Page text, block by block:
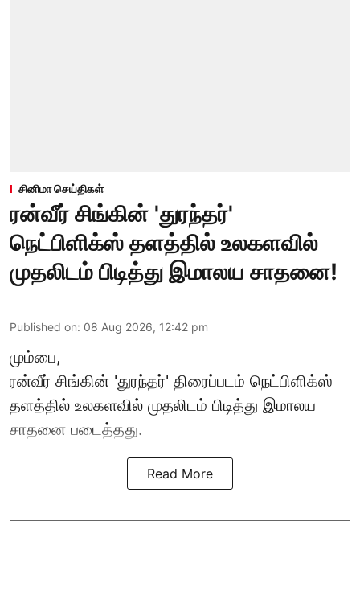
சினிமா செய்திகள்
ரன்வீர் சிங்கின் 'துரந்தர்'
நெட்பிளிக்ஸ் தளத்தில் உலகளவில்
முதலிடம் பிடித்து இமாலய சாதனை!
Published on: 08 Aug 2026, 12:42 pm
மும்பை,
ரன்வீர் சிங்கின் 'துரந்தர்' திரைப்படம் நெட்பிளிக்ஸ்
தளத்தில் உலகளவில் முதலிடம் பிடித்து இமாலய
சாதனை படைத்தது.
Read More